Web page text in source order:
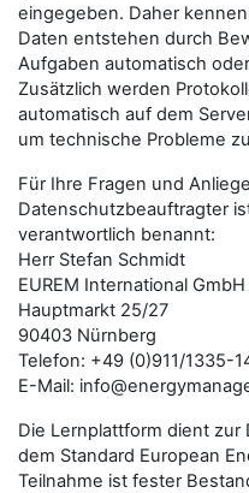
eingegeben. Daher
Daten entstehen durch
Aufgaben automatisch
Zusätzlich werden
automatisch auf dem
um technische Probleme
Für Ihre Fragen und
Datenschutzbeauftragter
verantwortlich benannt:
Herr Stefan Schmidt
EUREM International GmbH
Hauptmarkt 25/27
90403 Nürnberg
Telefon: +49 (0)911/1335-
E-Mail:
Die Lernplattform dient zur
dem Standard European
Teilnahme ist fester